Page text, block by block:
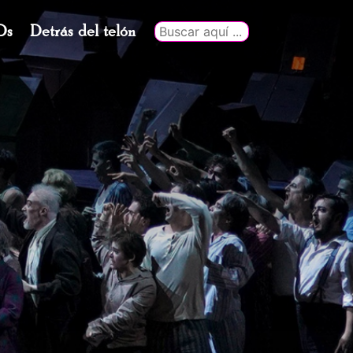
Detrás del telón
Buscar